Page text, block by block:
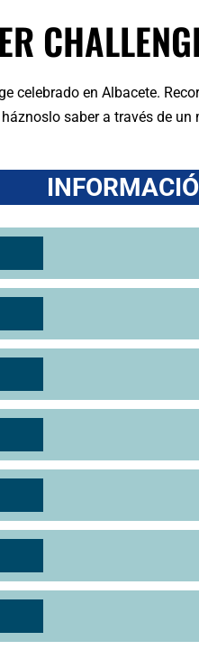
celebrado en Albacete.
saber a través de